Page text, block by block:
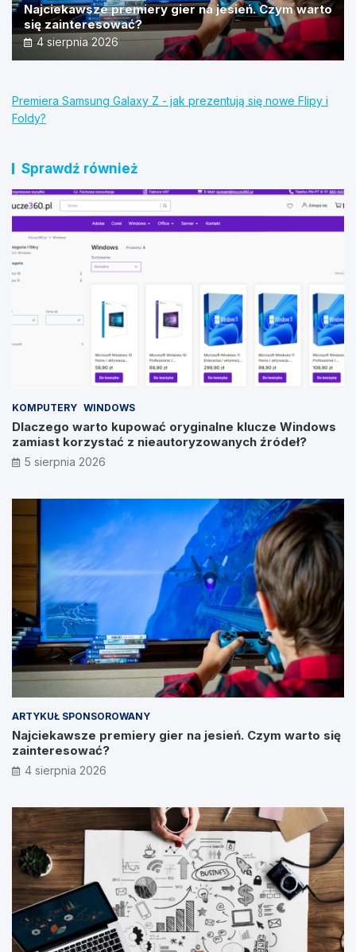
Najciekawsze premiery gier na jesień. Czym warto
się zainteresować?
4 sierpnia 2026
Premiera Samsung Galaxy Z - jak prezentują się nowe Flipy i
Foldy?
Sprawdź również
KOMPUTERY WINDOWS
Dlaczego warto kupować oryginalne klucze Windows
zamiast korzystać z nieautoryzowanych źródeł?
5 sierpnia 2026
ARTYKUŁ SPONSOROWANY
Najciekawsze premiery gier na jesień. Czym warto się
zainteresować?
4 sierpnia 2026